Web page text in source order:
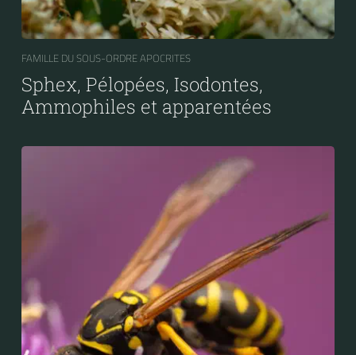
FAMILLE DU SOUS-ORDRE APOCRITES
Sphex, Pélopées, Isodontes,
Ammophiles et apparentées